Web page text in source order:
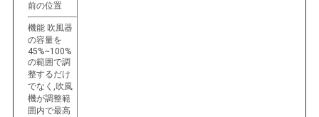
PRIVACY
POLICY
前の位置
機能 吹風器
の容量を
45%~100%
の範囲で調
整するだけ
でなく,吹風
機が調整範
囲内で最高